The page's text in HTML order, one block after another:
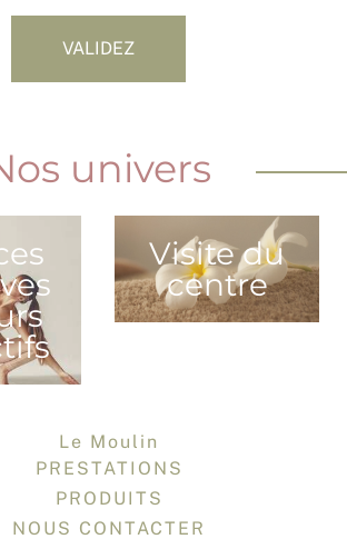
VALIDEZ
univers
Visite du
centre
Le Moulin
PRESTATIONS
PRODUITS
NOUS CONTACTER